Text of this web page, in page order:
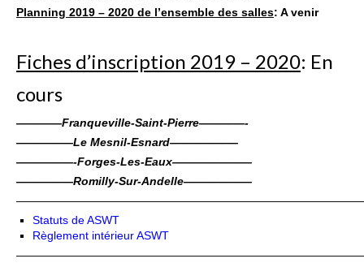
Le Professeur
Documents
Planning et salles
Planning 2019 – 2020 de l’ensemble des salles: A venir
Fiches d’inscription 2019 – 2020: En
cours
————Franqueville-Saint-Pierre————-
—————Le Mesnil-Esnard——————
—————-Forges-Les-Eaux———————
—————Romilly-Sur-Andelle——————
Statuts de ASWT
Règlement intérieur ASWT